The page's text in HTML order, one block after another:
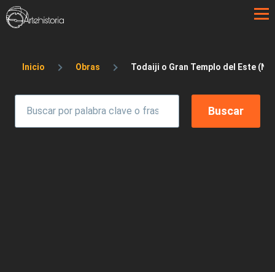
Pasar al contenido principal
Sobrescribir enlaces de ayuda a la
Inicio Obras Todaiji o Gran Templo del Este